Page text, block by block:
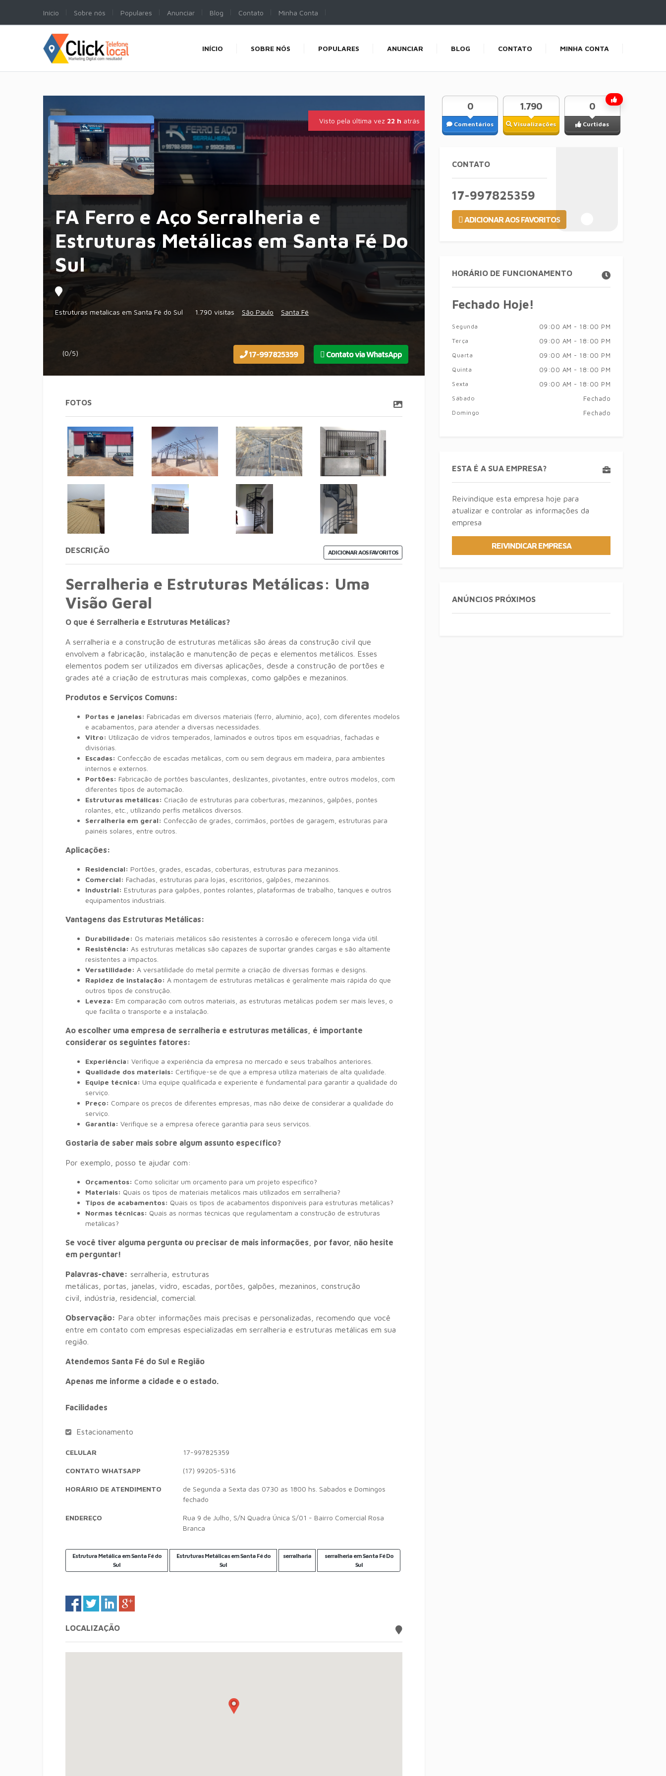
Início Sobre nós Populares Anunciar Blog Contato Minha Conta
INÍCIO SOBRE NÓS POPULARES ANUNCIAR BLOG CONTATO MINHA CONTA
Visto pela última vez 22 h atrás
FA Ferro e Aço Serralheria e
Estruturas Metálicas em Santa Fé Do
Sul
Estruturas metalicas em Santa Fé do Sul 1.790 visitas São Paulo Santa Fé
(0/5) 17-997825359 Contato via WhatsApp
FOTOS
ADICIONAR AOS FAVORITOS
DESCRIÇÃO
Serralheria e Estruturas Metálicas: Uma
Visão Geral
O que é Serralheria e Estruturas Metálicas?
A serralheria e a construção de estruturas metálicas são áreas da construção civil que
envolvem a fabricação,
instalação e manutenção de peças e elementos metálicos. Esses
elementos podem ser utilizados em diversas aplicações,
desde a construção de portões e
grades até a criação de estruturas mais complexas,
como galpões e mezaninos.
Produtos e Serviços Comuns:
Portas e janelas: Fabricadas em diversos materiais (ferro, alumínio, aço), com diferentes modelos
e acabamentos, para atender a diversas necessidades.
Vitro: Utilização de vidros temperados, laminados e outros tipos em esquadrias, fachadas e
divisórias.
Escadas: Confecção de escadas metálicas, com ou sem degraus em madeira, para ambientes
internos e externos.
Portões: Fabricação de portões basculantes, deslizantes, pivotantes, entre outros modelos, com
diferentes tipos de automação.
Estruturas metálicas: Criação de estruturas para coberturas, mezaninos, galpões, pontes
rolantes, etc.,
utilizando perfis metálicos diversos.
Serralheria em geral: Confecção de grades, corrimãos, portões de garagem, estruturas para
painéis solares, entre outros.
Aplicações:
Residencial: Portões, grades, escadas, coberturas, estruturas para mezaninos.
Comercial: Fachadas, estruturas para lojas, escritórios, galpões, mezaninos.
Industrial: Estruturas para galpões, pontes rolantes, plataformas de trabalho, tanques e outros
equipamentos industriais.
Vantagens das Estruturas Metálicas:
Durabilidade: Os materiais metálicos são resistentes à corrosão e oferecem longa vida útil.
Resistência: As estruturas metálicas são capazes de suportar grandes cargas e são altamente
resistentes a impactos.
Versatilidade: A versatilidade do metal permite a criação de diversas formas e designs.
Rapidez de instalação: A montagem de estruturas metálicas é geralmente mais rápida do que
outros tipos de construção.
Leveza: Em comparação com outros materiais, as estruturas metálicas podem ser mais leves, o
que facilita o transporte e a instalação.
Ao escolher uma empresa de serralheria e estruturas metálicas, é importante
considerar os seguintes fatores:
Experiência: Verifique a experiência da empresa no mercado e seus trabalhos anteriores.
Qualidade dos materiais: Certifique-se de que a empresa utiliza materiais de alta qualidade.
Equipe técnica: Uma equipe qualificada e experiente é fundamental para garantir a qualidade do
serviço.
Preço: Compare os preços de diferentes empresas, mas não deixe de considerar a qualidade do
serviço.
Garantia: Verifique se a empresa oferece garantia para seus serviços.
Gostaria de saber mais sobre algum assunto específico?
Por exemplo, posso te ajudar com:
Orçamentos: Como solicitar um orçamento para um projeto específico?
Materiais: Quais os tipos de materiais metálicos mais utilizados em serralheria?
Tipos de acabamentos: Quais os tipos de acabamentos disponíveis para estruturas metálicas?
Normas técnicas: Quais as normas técnicas que regulamentam a construção de estruturas
metálicas?
Se você tiver alguma pergunta ou precisar de mais informações, por favor, não hesite
em perguntar!
Palavras-chave: serralheria,
estruturas
metálicas,
portas, janelas, vidro, escadas, portões, galpões, mezaninos,
construção
civil,
indústria, residencial, comercial.
Observação: Para obter informações mais precisas e personalizadas,
recomendo que você
entre em contato com empresas especializadas em serralheria e estruturas metálicas em sua
região.
Atendemos Santa Fé do Sul e Região
Apenas me informe a cidade e o estado.
Facilidades
Estacionamento
CELULAR 17-997825359
CONTATO WHATSAPP (17) 99205-5316
HORÁRIO DE ATENDIMENTO
de Segunda a Sexta das 0730 as 1800 hs. Sabados e Domingos
fechado
ENDEREÇO
Rua 9 de Julho, S/N Quadra Única S/01 - Bairro Comercial Rosa
Branca
Estrutura Metálica em Santa Fé do
Sul
Estruturas Metálicas em Santa Fé do
Sul
serralharia
serralheria em Santa Fé Do
Sul
LOCALIZAÇÃO
Comentários
0
Visualizações
1.790
Curtidas
0
CONTATO
17-997825359
ADICIONAR AOS FAVORITOS
HORÁRIO DE FUNCIONAMENTO
Fechado Hoje!
Segunda 09:00 AM - 18:00 PM
Terça 09:00 AM - 18:00 PM
Quarta 09:00 AM - 18:00 PM
Quinta 09:00 AM - 18:00 PM
Sexta 09:00 AM - 18:00 PM
Sábado Fechado
Domingo Fechado
ESTA É A SUA EMPRESA?
Reivindique esta empresa hoje para
atualizar e controlar as informações da
empresa
REIVINDICAR EMPRESA
ANÚNCIOS PRÓXIMOS